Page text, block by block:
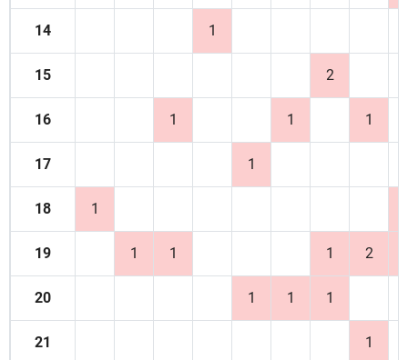
14 1
15 2
16 1 1 1
17 1
18 1
19 1 1 1 2
20 1 1 1
21 1